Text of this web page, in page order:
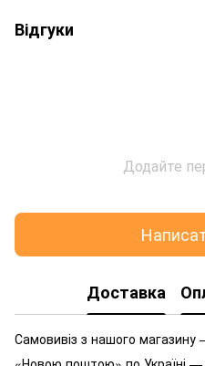
Відгуки
Додайте
Доставка
Самовивіз з нашого